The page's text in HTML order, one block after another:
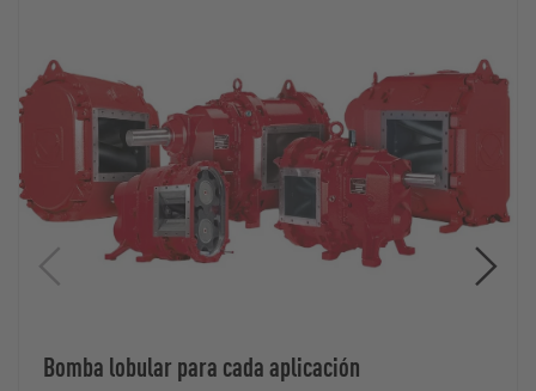
Bomba lobular para cada aplicación